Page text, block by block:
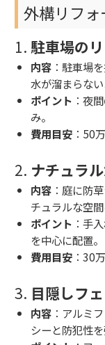
外構リフォ
1. 駐車場の
内容 ：駐車場
水が溜まらな
ポイント ：夜
み。
費用目安 ：50
2. ナチュラ
内容 ：庭に防
チュラルな空間
ポイント ：手
を中心に配置。
費用目安 ：30
3. 目隠しフ
内容 ：アルミ
シーと防犯性を